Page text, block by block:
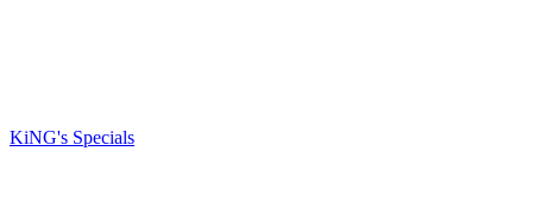
KiNG's Specials